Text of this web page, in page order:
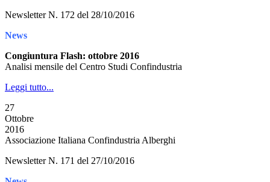
Newsletter N. 172 del 28/10/2016
News
Congiuntura Flash: ottobre 2016
Analisi mensile del Centro Studi Confindustria
Leggi tutto...
27
Ottobre
2016
Associazione Italiana Confindustria Alberghi
Newsletter N. 171 del 27/10/2016